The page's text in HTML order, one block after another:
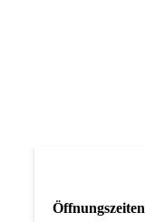
Öffnungszeiten